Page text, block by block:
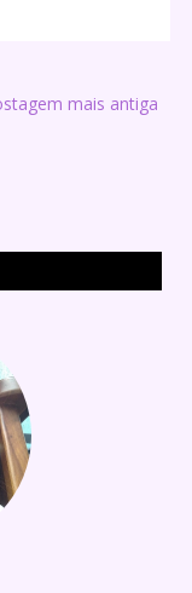
mais antiga